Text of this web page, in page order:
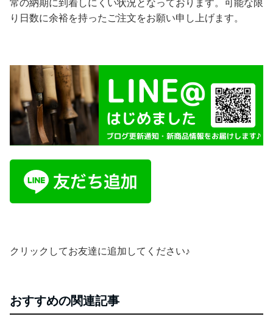
り日数に余裕を持ったご注文をお願い申し上げます。
クリックしてお友達に追加してください♪
おすすめの関連記事